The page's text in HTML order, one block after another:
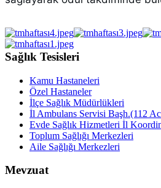
Sağlık Tesisleri
Kamu Hastaneleri
Özel Hastaneler
İlçe Sağlık Müdürlükleri
İl Ambulans Servisi Başh.(112
Evde Sağlık Hizmetleri İl
Toplum Sağlığı Merkezleri
Aile Sağlığı Merkezleri
Mevzuat